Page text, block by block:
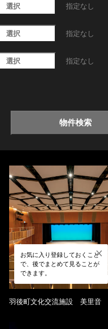
選択 指定なし
選択 指定なし
選択 指定なし
物件検索
お気に入り登録しておくこと
で、後でまとめて見ることが
できます。
羽後町文化交流施設 美里音